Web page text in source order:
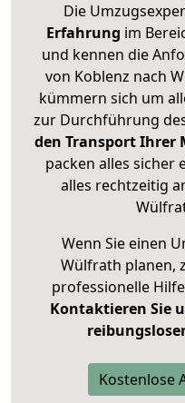
Die
Erfahrung im
und kennen die
von Koblenz nach
kümmern sich um
zur Durchführung
den Transport Ihrer
packen alles sicher
alles rechtzeitig
Wenn Sie einen
Wülfrath planen,
professionelle
Kontaktieren Sie
Kostenlose